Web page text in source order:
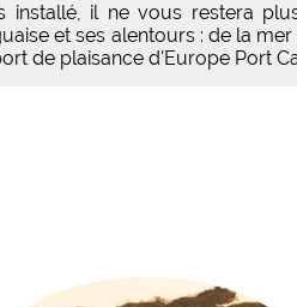
installé, il ne vous restera
et ses alentours : de la
de plaisance d'Europe Port